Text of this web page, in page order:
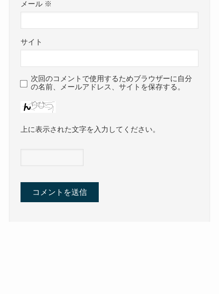
メール ※
サイト
次回のコメントで使用するためブラウザーに自分
の名前、メールアドレス、サイトを保存する。
上に表示された文字を入力してください。